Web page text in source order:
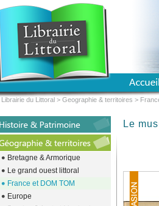
Le
Bretagne & Armorique
Le grand ouest littoral
France et DOM TOM
Europe
Librairie du Littoral > Geographie & territoires >